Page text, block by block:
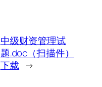
中级财资管理试
题.doc（扫描件）
下载 →